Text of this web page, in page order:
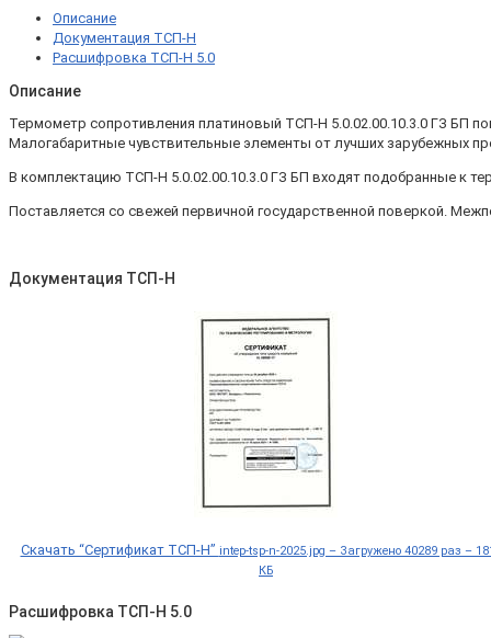
Описание
Документация ТСП-Н
Расшифровка ТСП-Н 5.0
Описание
Термометр сопротивления платиновый ТСП-Н 5.0.02.00.10.3.0 ГЗ БП
Малогабаритные чувствительные элементы от лучших зарубежных
В комплектацию ТСП-Н 5.0.02.00.10.3.0 ГЗ БП входят подобранные к
Поставляется со свежей первичной государственной поверкой.
Документация ТСП-Н
Скачать “Сертификат ТСП-Н” intep-tsp-n-2025.jpg – Загружено 40289 раз –
КБ
Расшифровка ТСП-Н 5.0